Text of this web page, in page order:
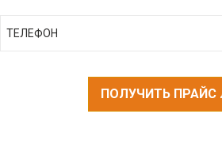
ПОЛУЧИТЬ ПРАЙС